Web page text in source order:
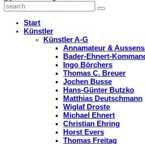
search
Search
Start
Künstler
Künstler A-G
Annamateur &
Bader-Ehnert-
Ingo Börchers
Thomas C. Breuer
Jochen Busse
Hans-Günter Butzko
Matthias Deutschmann
Wiglaf Droste
Michael Ehnert
Christian Ehring
Horst Evers
Thomas Freitag